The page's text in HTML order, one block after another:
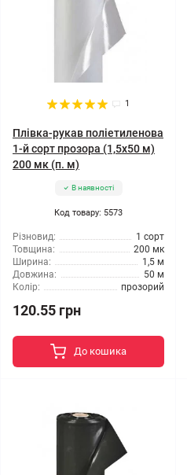
1
Плівка-рукав поліетиленова
1-й сорт прозора (1,5x50 м)
200 мк (п. м)
В наявності
Код товару: 5573
Різновид:
1 сорт
Товщина:
200 мк
Ширина:
1,5 м
Довжина:
50 м
Колір:
прозорий
120.55 грн
До кошика